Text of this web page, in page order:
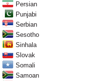
Persian
Punjabi
Serbian
Sesotho
Sinhala
Slovak
Somali
Samoan